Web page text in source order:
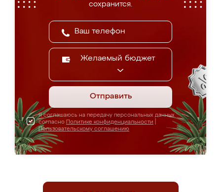
сохранится.
Желаемый бюджет
Отправить
Я соглашаюсь на передачу персональных данных
согласно Политике конфиденциальности
Пользовательскому соглашению